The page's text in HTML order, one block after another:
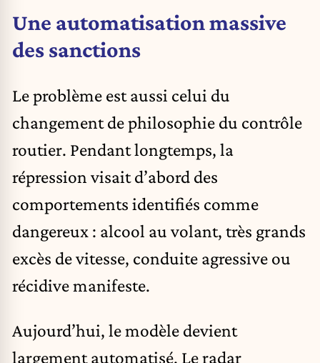
Une automatisation massive
des sanctions
Le problème est aussi celui du
changement de philosophie du contrôle
routier. Pendant longtemps, la
répression visait d’abord des
comportements identifiés comme
dangereux : alcool au volant, très grands
excès de vitesse, conduite agressive ou
récidive manifeste.
Aujourd’hui, le modèle devient
largement automatisé. Le radar